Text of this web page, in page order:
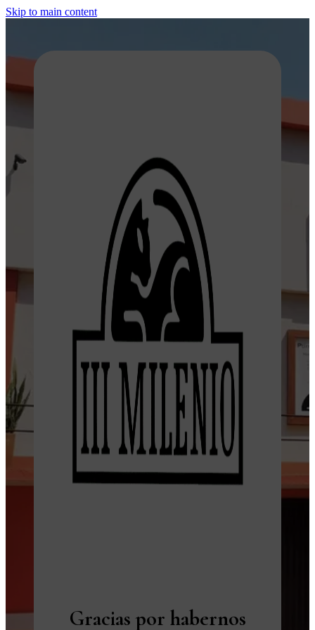
Skip to main content
Gracias por habernos